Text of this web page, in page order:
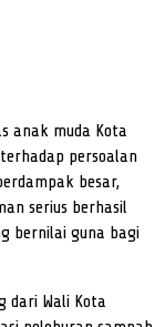
anak muda Kota
persoalan
besar,
serius berhasil
bernilai guna bagi
dari Wali Kota